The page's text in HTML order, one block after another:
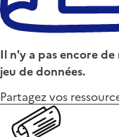
Il n'y a pas encore
jeu de données.
Partagez vos